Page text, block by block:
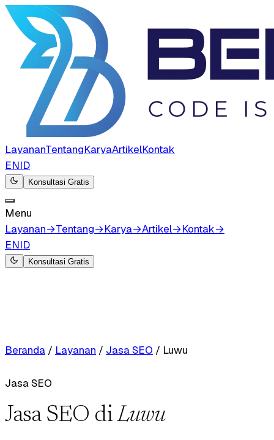
LayananTentangKaryaArtikelKontak
ENID
Konsultasi Gratis
Menu
Layanan→Tentang→Karya→Artikel→Kontak→
ENID
Konsultasi Gratis
Beranda / Layanan / Jasa SEO / Luwu
Jasa SEO
Jasa SEO diLuwu